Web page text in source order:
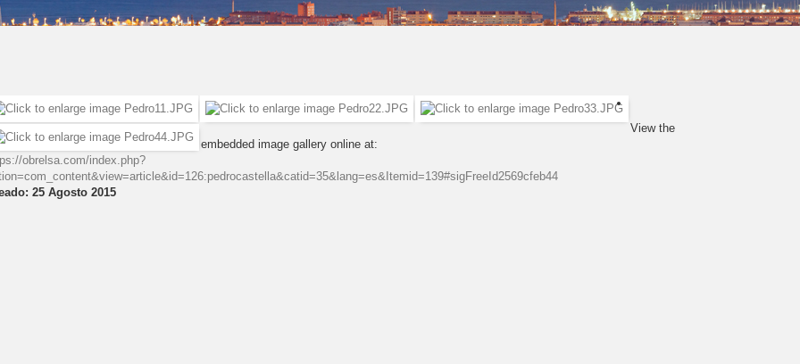
View the
embedded image gallery online at:
obrelsa.com/index.php?
25 Agosto 2015